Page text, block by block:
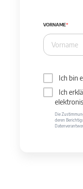
VORNAME
Ich bin
Ich
Die
deren